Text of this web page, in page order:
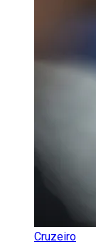
Cruzeiro